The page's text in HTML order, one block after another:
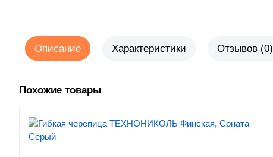
Описание Характеристики Отзывов (0)
Похожие товары